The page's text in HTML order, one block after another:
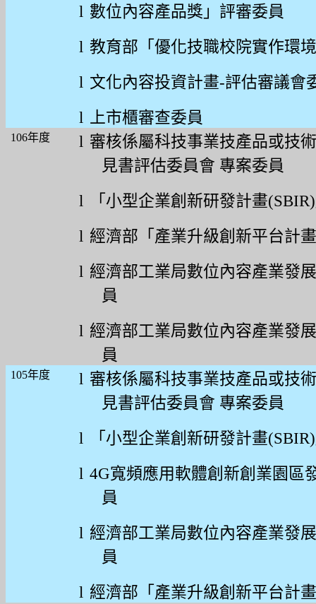
l 數位內容產品獎」評審委員
l 教育部「優化技職校院實作環
l 文化內容投資計畫-評估審議會
l 上市櫃審查委員
106年度 l 審核係屬科技事業技產品或技
見書評估委員會 專案委員
l
「小型企業創新研發計畫(SBIR)
l 經濟部「產業升級創新平台計
l 經濟部工業局數位內容產業發
員
l 經濟部工業局數位內容產業發
員
105年度 l 審核係屬科技事業技產品或技
見書評估委員會 專案委員
l
「小型企業創新研發計畫(SBIR)
l 4G寬頻應用軟體創新創業園區
員
l 經濟部工業局數位內容產業發
員
l 經濟部「產業升級創新平台計